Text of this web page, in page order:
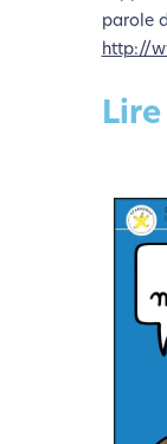
parole
http://